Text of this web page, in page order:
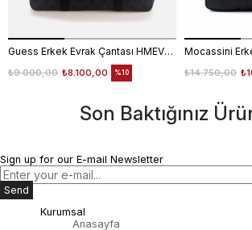
Guess Erkek Evrak Çantası HMEVZLP3138
₺8.100,00
₺9.000,00 %10
Mocassini
₺14.750,00
Son Baktığınız
Sign up for our E-mail Newsletter
Send
Kurumsal
Anasayfa